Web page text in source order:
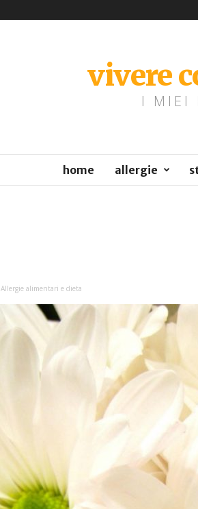
vivere
I MIEI
home allergie
Allergie alimentari e dieta